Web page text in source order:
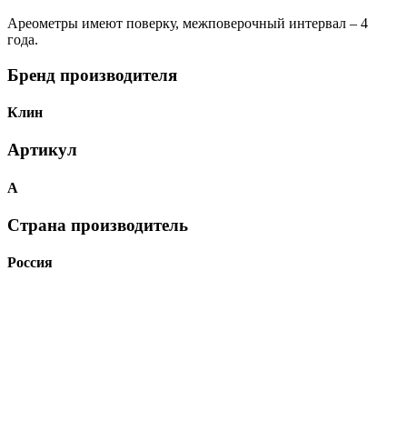
Ареометры имеют поверку, межповерочный интервал – 4
года.
Бренд производителя
Клин
Артикул
А
Страна производитель
Россия